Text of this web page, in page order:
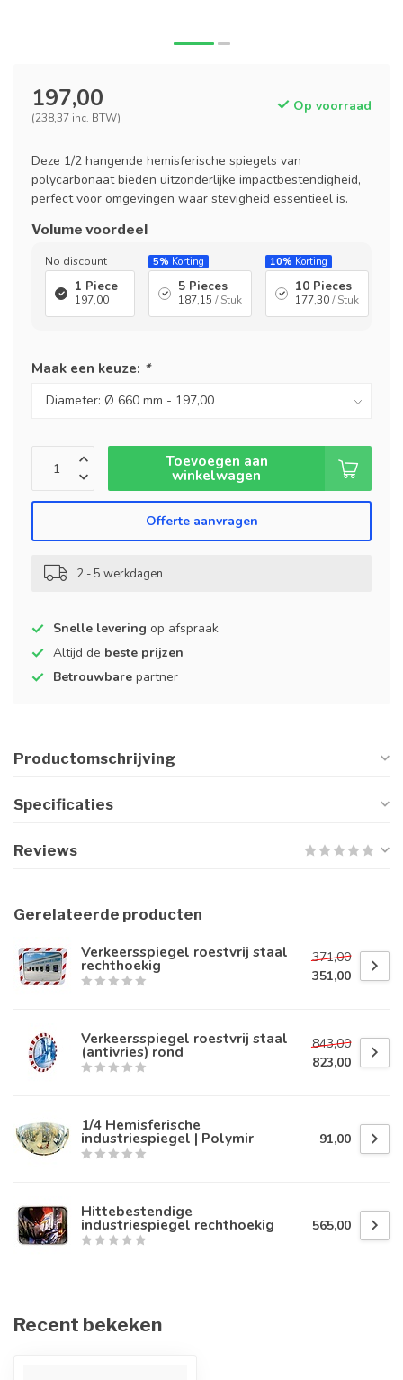
197,00
(238,37 inc. BTW)
Op voorraad
Deze 1/2 hangende hemisferische spiegels van
polycarbonaat bieden uitzonderlijke impactbestendigheid,
perfect voor omgevingen waar stevigheid essentieel is.
Volume voordeel
No discount
1 Piece
197,00
5% Korting
5 Pieces
187,15 / Stuk
10% Korting
10 Pieces
177,30/ Stuk
Maak een keuze: *
Toevoegen aan
winkelwagen
Offerte aanvragen
2 - 5 werkdagen
Snelle levering op afspraak
Altijd de beste prijzen
Betrouwbare partner
Productomschrijving
Specificaties
Reviews
Gerelateerde producten
Verkeersspiegel roestvrij staal
rechthoekig
371,00
351,00
Verkeersspiegel roestvrij staal
(antivries) rond
843,00
823,00
1/4 Hemisferische
industriespiegel | Polymir 91,00
Hittebestendige
industriespiegel rechthoekig 565,00
Recent bekeken